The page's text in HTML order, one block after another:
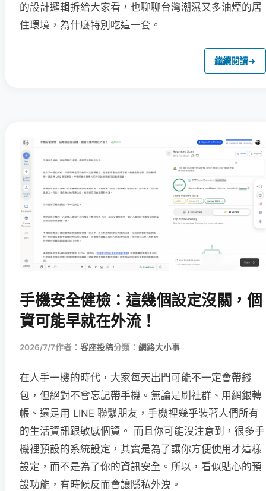
的設計邏輯拆給大家看，也聊聊台灣潮濕又多油煙的居
住環境，為什麼特別吃這一套。
繼續閱讀→
手機安全健檢：這幾個設定沒關，個
資可能早就在外流！
2026/7/7作者： 客座投稿分類： 網路大小事
在人手一機的時代，大家每天出門可能不一定會帶錢
包，但絕對不會忘記帶手機。無論是刷社群、用網銀轉
帳、還是用 LINE 聯繫朋友，手機裡幾乎裝著人們所有
的生活資訊跟敏感個資。 而且你可能沒注意到，很多手
機裡預設的系統設定，其實是為了讓你方便使用才這樣
設定，而不是為了你的資訊安全。所以，看似貼心的預
設功能，有時候反而會讓隱私外洩。